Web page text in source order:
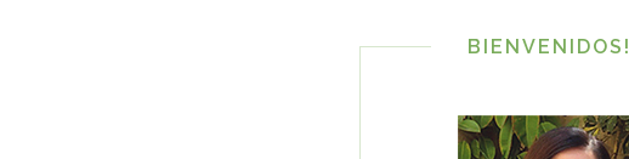
BIENVENIDOS!